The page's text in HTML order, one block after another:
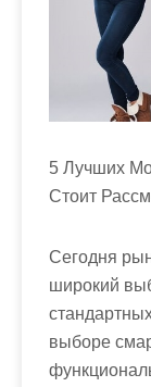
5 Лучших
Стоит
Сегодня
широкий
выборе